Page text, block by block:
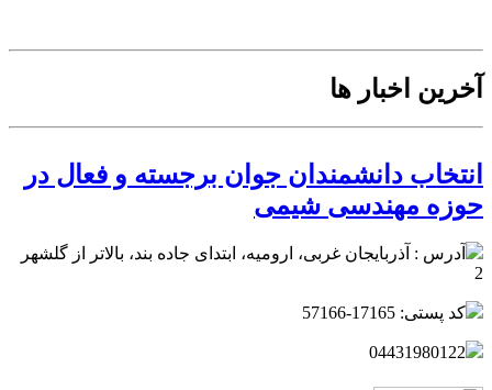
آخرین اخبار ها
انتخاب دانشمندان جوان برجسته و فعال در
حوزه مهندسی شیمی
آدرس : آذربایجان غربی، ارومیه، ابتدای جاده بند، بالاتر از گلشهر
2
کد پستی: 17165-57166
04431980122